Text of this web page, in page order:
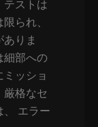
テストは
られ、
りま
細部への
ッショ
厳格なセ
、 エラー